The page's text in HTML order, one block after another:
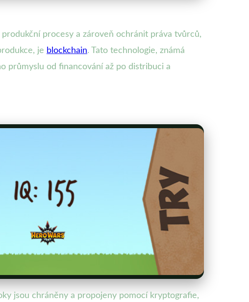
procesy a zároveň ochránit práva tvůrců,
je blockchain. Tato technologie, známá
průmyslu od financování až po distribuci a
jsou chráněny a propojeny pomocí kryptografie,